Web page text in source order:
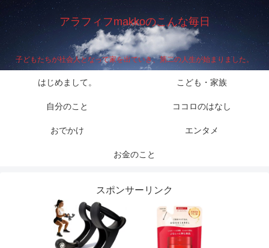
アラフィフmakkoのこんな毎日
子どもたちが社会人となって家を出ていき、第二の人生が始まりました。
はじめまして。 こども・家族
自分のこと ココロのはなし
おでかけ エンタメ
お金のこと
スポンサーリンク